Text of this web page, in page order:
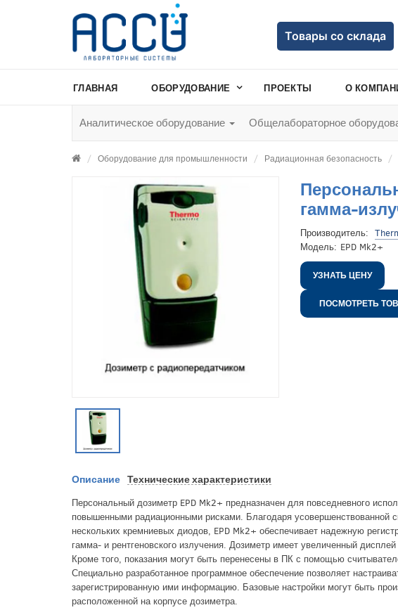
Товары со склада
ГЛАВНАЯ ОБОРУДОВАНИЕ ПРОЕКТЫ О
Аналитическое оборудование Общелабораторное
Оборудование для промышленности Радиационная безопасность
гамма-
Производитель:
Модель: EPD Mk2+
УЗНАТЬ ЦЕНУ
ПОСМОТРЕТЬ
Описание Технические характеристики
Персональный дозиметр EPD Mk2+ предназначен для повседневного
повышенными радиационными рисками. Благодаря усовершенствованной
нескольких кремниевых диодов, EPD Mk2+ обеспечивает надежную
гамма- и рентгеновского излучения. Дозиметр имеет увеличенный
Кроме того, показания могут быть перенесены в ПК с помощью
Специально разработанное программное обеспечение позволяет
зарегистрированную ими информацию. Базовые настройки могут быть
расположенной на корпусе дозиметра.